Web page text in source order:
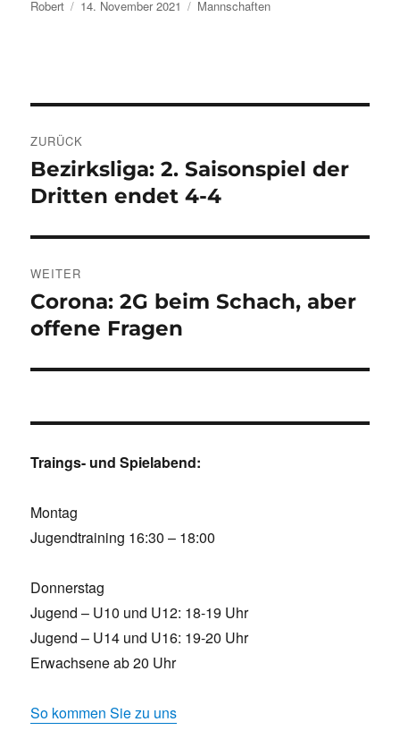
Autor
Robert Veröffentlicht
am
14. November 2021 Kategorien
Mannschaften
ZURÜCK
Vorheriger
Beitrag:
Bezirksliga: 2. Saisonspiel der
Dritten endet 4-4
WEITER
Nächster
Beitrag:
Corona: 2G beim Schach, aber
offene Fragen
Traings- und Spielabend:
Montag
Jugendtraining 16:30 – 18:00
Donnerstag
Jugend – U10 und U12: 18-19 Uhr
Jugend – U14 und U16: 19-20 Uhr
Erwachsene ab 20 Uhr
So kommen Sie zu uns